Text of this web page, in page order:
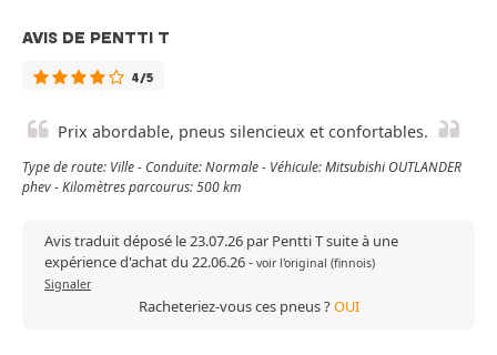
AVIS DE PENTTI T
4/5
Prix abordable, pneus silencieux et confortables.
Type de route: Ville - Conduite: Normale - Véhicule: Mitsubishi OUTLANDER
phev - Kilomètres parcourus: 500 km
Avis traduit déposé le 23.07.26 par Pentti T suite à une
expérience d'achat du 22.06.26- voir l'original (finnois)
Signaler
Racheteriez-vous ces pneus ?OUI